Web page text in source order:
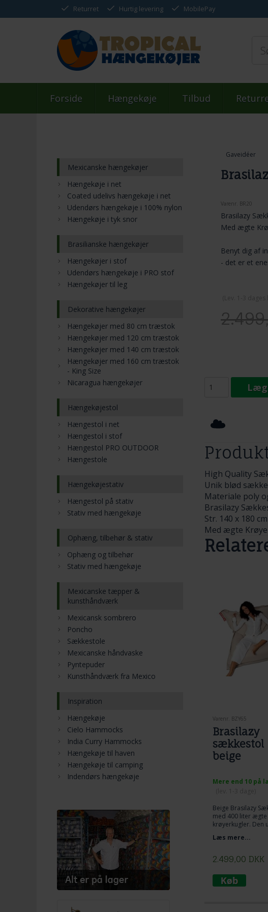
Returret Hurtig levering MobilePay
Forside Hængekøje Tilbud
Gaveidéer
Varenr. BR20
Brasilazy
Med ægte
Benyt dig af
- det er et
High Quality
Unik blød
Materiale poly
Brasilazy
Str. 140 x 180 cm
Med ægte
Varenr. BZY65
Brasilazy
sækkestol
beige
Mere end 10 på
Beige Brasilazy
med 400 liter ægte
krøyerkugler. Den
sækkestol på 140 x
faste og kommer
sin form efter brug.
Farve: BEIGE
Læs mere...
2.499,00 DKK
Mexicanske hængekøjer
Hængekøje i net
Coated udelivs hængekøje i net
Udendørs hængekøje i 100% nylon
Hængekøje i tyk snor
Brasilianske hængekøjer
Hængekøjer i stof
Udendørs hængekøje i PRO stof
Hængekøjer til leg
Dekorative hængekøjer
Hængekøjer med 80 cm træstok
Hængekøjer med 120 cm træstok
Hængekøjer med 140 cm træstok
Hængekøjer med 160 cm træstok
- King Size
Nicaragua hængekøjer
Hængekøjestol
Hængestol i net
Hængestol i stof
Hængestol PRO OUTDOOR
Hængestole
Hængekøjestativ
Hængestol på stativ
Stativ med hængekøje
Ophæng, tilbehør & stativ
Ophæng og tilbehør
Stativ med hængekøje
Mexicanske tæpper &
kunsthåndværk
Mexicansk sombrero
Poncho
Sækkestole
Mexicanske håndvaske
Pyntepuder
Kunsthåndværk fra Mexico
Inspiration
Hængekøje
Cielo Hammocks
India Curry Hammocks
Hængekøje til haven
Hængekøje til camping
Indendørs hængekøje